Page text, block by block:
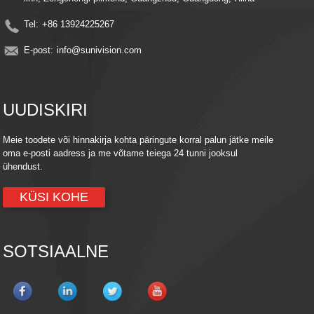
Tel: +86 13924225267
E-post: info@sunivision.com
UUDISKIRI
Meie toodete või hinnakirja kohta päringute korral palun jätke meile
oma e-posti aadress ja me võtame teiega 24 tunni jooksul
ühendust.
KÜSI KOHE
SOTSIAALNE